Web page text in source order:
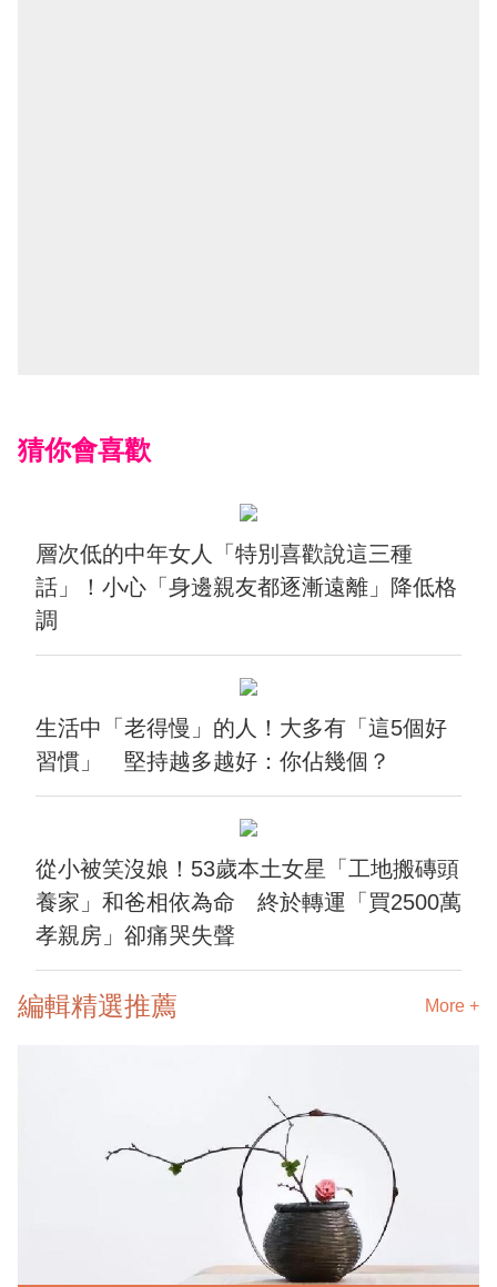
猜你會喜歡
層次低的中年女人「特別喜歡說這三種
話」！小心「身邊親友都逐漸遠離」降低格
調
生活中「老得慢」的人！大多有「這5個好
習慣」 堅持越多越好：你佔幾個？
從小被笑沒娘！53歲本土女星「工地搬磚頭
養家」和爸相依為命 終於轉運「買2500萬
孝親房」卻痛哭失聲
編輯精選推薦 More +